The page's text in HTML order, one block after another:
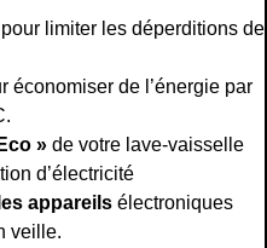
pour limiter les déperditions de
économiser de l’énergie par
» de votre lave-vaisselle
d’électricité
appareils électroniques
veille.